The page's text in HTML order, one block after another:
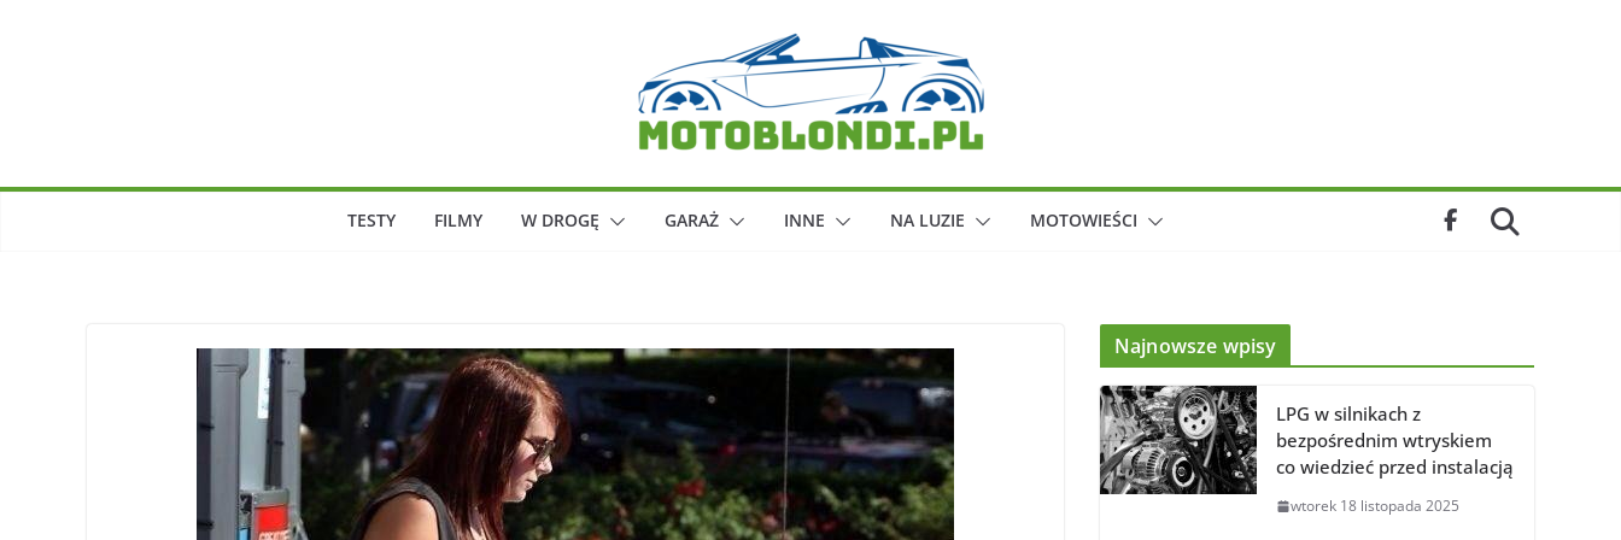
TESTY FILMY W DROGĘ GARAŻ INNE NA LUZIE MOTOWIEŚCI
Najnowsze wpisy
LPG w silnikach z
bezpośrednim wtryskiem
co wiedzieć przed instalacją
wtorek 18 listopada 2025